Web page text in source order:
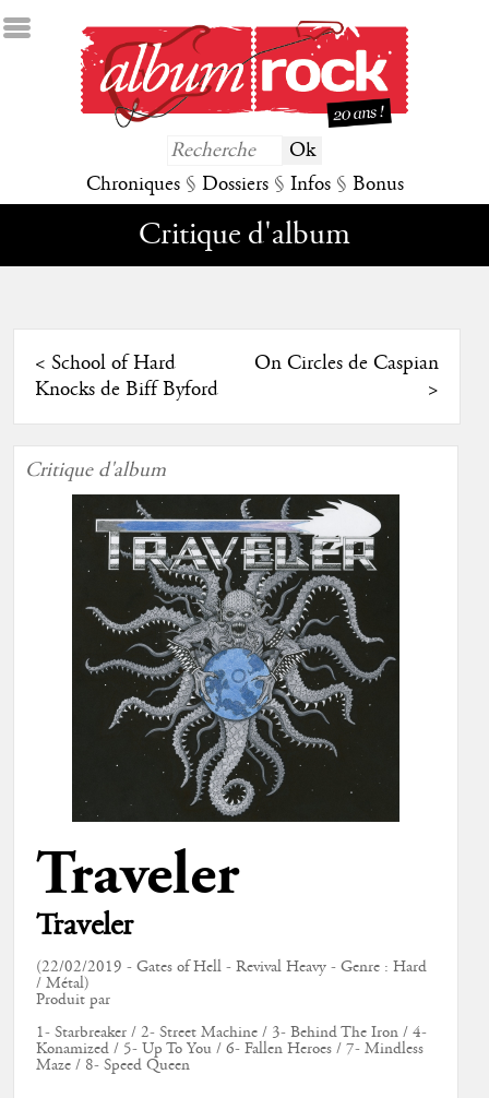
Chroniques § Dossiers § Infos § Bonus
Critique d'album
< School of Hard
Knocks de Biff Byford
On Circles de Caspian
>
Critique d'album
Traveler
Traveler
(22/02/2019 - Gates of Hell - Revival Heavy - Genre : Hard
/ Métal)
Produit par
1- Starbreaker / 2- Street Machine / 3- Behind The Iron / 4-
Konamized / 5- Up To You / 6- Fallen Heroes / 7- Mindless
Maze / 8- Speed Queen